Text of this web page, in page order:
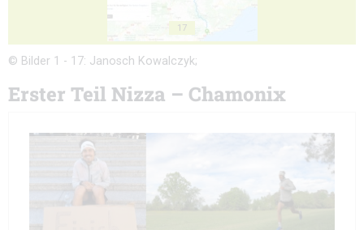
17
© Bilder 1 - 17: Janosch Kowalczyk;
Erster Teil Nizza – Chamonix